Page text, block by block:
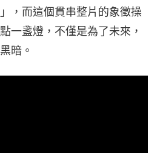
，而這個貫串整片的象徵操
一盞燈，不僅是為了未來，
暗。